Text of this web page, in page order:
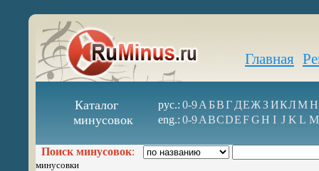
Главная
Каталог
минусовок
рус.: 0-9А БВГ ДЕЖ З ИКЛМН
eng.: 0-9ABCDEFGH I J K L M
Поиск минусовок:
минусовки